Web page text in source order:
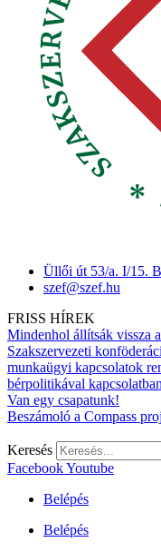
Üllői út 53/a. I/15.
szef@szef.hu
FRISS HÍREK
Mindenhol állítsák vissza
Szakszervezeti
munkaügyi kapcsolatok
bérpolitikával
Van egy csapatunk!
Beszámoló a Compass
Keresés
FacebookYoutube
Belépés
Belépés